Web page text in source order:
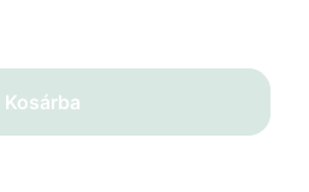
Kosárba